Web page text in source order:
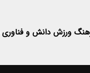
ورزش دانش و فناوری